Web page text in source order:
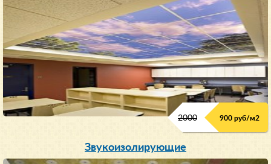
2000 900 руб/м2
Звукоизолирующие